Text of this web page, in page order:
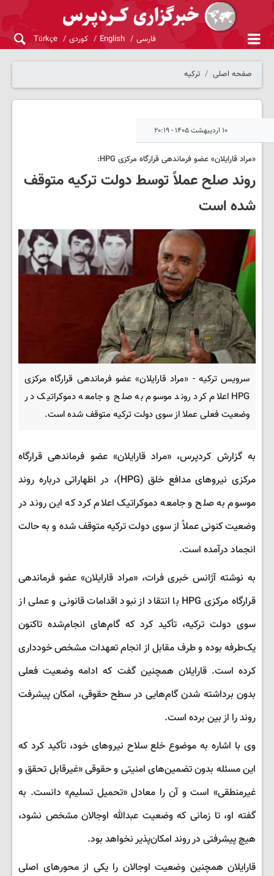
فارسی English کوردی Türkçe
صفحه اصلی ترکیه
۱۰ اردیبهشت ۱۴۰۵ - ۲۰:۱۹
«مراد قارایلان» عضو فرماندهی قرارگاه مرکزی HPG:
روند صلح عملاً توسط دولت ترکیه متوقف
شده است
سرویس ترکیه - «مراد قارایلان» عضو فرماندهی قرارگاه مرکزی
HPG اعلام کرد روند موسوم به صلح و جامعه دموکراتیک در
وضعیت فعلی عملا از سوی دولت ترکیه متوقف شده است.
به گزارش کردپرس، «مراد قارایلان» عضو فرماندهی قرارگاه
مرکزی نیروهای مدافع خلق (HPG)، در اظهاراتی درباره روند
موسوم به صلح و جامعه دموکراتیک اعلام کرد که این روند در
وضعیت کنونی عملاً از سوی دولت ترکیه متوقف شده و به حالت
انجماد درآمده است.
به نوشته آژانس خبری فرات، «مراد قارایلان» عضو فرماندهی
قرارگاه مرکزی HPG با انتقاد از نبود اقدامات قانونی و عملی از
سوی دولت ترکیه، تأکید کرد که گام‌های انجام‌شده تاکنون
یک‌طرفه بوده و طرف مقابل از انجام تعهدات مشخص خودداری
کرده است. قارایلان همچنین گفت که ادامه وضعیت فعلی
بدون برداشته شدن گام‌هایی در سطح حقوقی، امکان پیشرفت
روند را از بین برده است.
وی با اشاره به موضوع خلع سلاح نیروهای خود، تأکید کرد که
این مسئله بدون تضمین‌های امنیتی و حقوقی «غیرقابل تحقق و
غیرمنطقی» است و آن را معادل «تحمیل تسلیم» دانست. به
گفته او، تا زمانی که وضعیت عبدالله اوجالان مشخص نشود،
هیچ پیشرفتی در روند امکان‌پذیر نخواهد بود.
قارایلان همچنین وضعیت اوجالان را یکی از محورهای اصلی